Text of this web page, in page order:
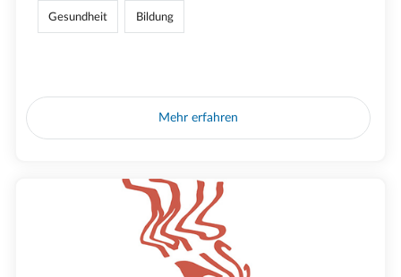
Gesundheit Bildung
Mehr erfahren